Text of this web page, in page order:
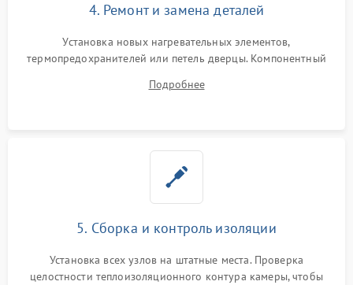
4. Ремонт и замена деталей
Установка новых нагревательных элементов,
термопредохранителей или петель дверцы. Компонентный
выгоревших реле, восстановление контактов и замена
Подробнее
5. Сборка и контроль изоляции
Установка всех узлов на штатные места. Проверка
целостности теплоизоляционного контура камеры, чтобы